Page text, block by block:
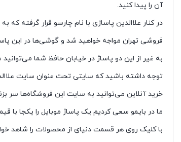
آن را پیدا کنید.
در کنار علاالدین پاساژی با نام چارسو قرار گرفته
فروشی تهران مواجه خواهید شد و گوشی‌ها در این
به غیر از این دو پاساژ در خیابان حافظ شما می‌توانید
توجه داشته باشید که سایتی تحت عنوان سایت
خرید آنلاین می‌توانید به سایت این فروشگاه‌ها سر
ما در بایمو سعی کردیم یک پاساژ موبایل را یکجا با
با کلیک روی هر قسمت دنیای از محصولات را شاهد